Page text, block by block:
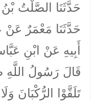
حَدَّثَنَا الصَّلْتُ
حَدَّثَنَا مَعْمَرٌ
أَبِيهِ عَنْ ابْنِ
قَالَ رَسُولُ اللَّهِ
تَلَقَّوْا الرُّكْبَانَ